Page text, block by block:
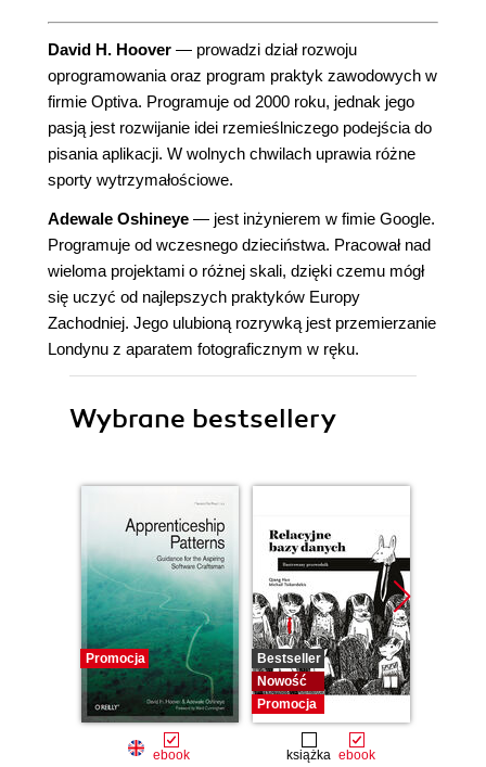
David H. Hoover — prowadzi dział rozwoju
oprogramowania oraz program praktyk zawodowych w
firmie Optiva. Programuje od 2000 roku, jednak jego
pasją jest rozwijanie idei rzemieślniczego podejścia do
pisania aplikacji. W wolnych chwilach uprawia różne
sporty wytrzymałościowe.
Adewale Oshineye — jest inżynierem w fimie Google.
Programuje od wczesnego dzieciństwa. Pracował nad
wieloma projektami o różnej skali, dzięki czemu mógł
się uczyć od najlepszych praktyków Europy
Zachodniej. Jego ulubioną rozrywką jest przemierzanie
Londynu z aparatem fotograficznym w ręku.
Wybrane bestsellery
Promocja
ebook
Bestseller
Nowość
Promocja
książka ebook